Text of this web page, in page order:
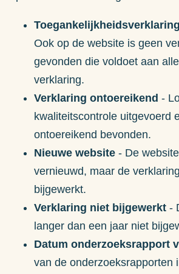
Ook op de website is geen
gevonden die voldoet aan
verklaring.
Verklaring ontoereikend -
kwaliteitscontrole uitgevoerd
ontoereikend bevonden.
Nieuwe website - De
vernieuwd, maar de
bijgewerkt.
Verklaring niet bijgewerkt -
langer dan een jaar niet
Datum onderzoeksrapport
van de onderzoeksrapporten